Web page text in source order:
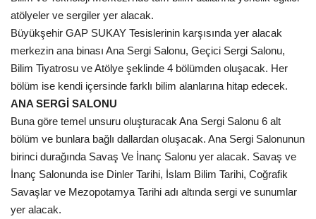
Kültür Sanat
atölyeler ve sergiler yer alacak.
Büyükşehir GAP SUKAY Tesislerinin karşısında yer alacak
merkezin ana binası Ana Sergi Salonu, Geçici Sergi Salonu,
Bilim Tiyatrosu ve Atölye şeklinde 4 bölümden oluşacak. Her
bölüm ise kendi içersinde farklı bilim alanlarına hitap edecek.
ANA SERGİ SALONU
Buna göre temel unsuru oluşturacak Ana Sergi Salonu 6 alt
bölüm ve bunlara bağlı dallardan oluşacak. Ana Sergi Salonunun
birinci durağında Savaş Ve İnanç Salonu yer alacak. Savaş ve
İnanç Salonunda ise Dinler Tarihi, İslam Bilim Tarihi, Coğrafik
Savaşlar ve Mezopotamya Tarihi adı altında sergi ve sunumlar
yer alacak.